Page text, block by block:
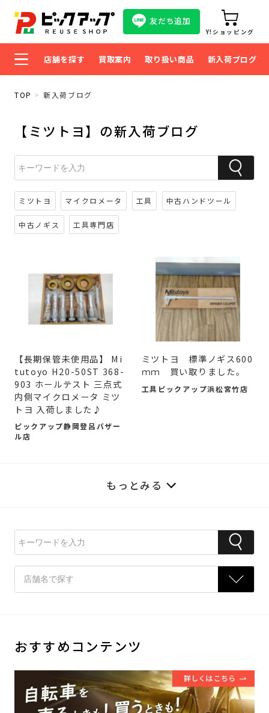
友だち追加
Y!ショッピング
店舗を探す 買取案内 取り扱い商品 新入荷ブログ
TOP 新入荷ブログ
【ミツトヨ】の新入荷ブログ
ミツトヨ マイクロメータ 工具 中古ハンドツール
中古ノギス 工具専門店
【長期保管未使用品】 Mi
tutoyo H20-50ST 368-
903 ホールテスト 三点式
内側マイクロメータ ミツ
トヨ 入荷しました♪
ピックアップ静岡登呂バザー
ル店
ミツトヨ 標準ノギス600
ｍｍ 買い取りました。
工具ピックアップ浜松宮竹店
もっとみる
おすすめコンテンツ